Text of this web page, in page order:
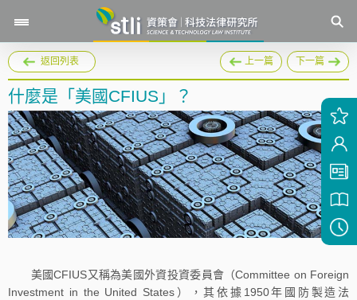
返回列表 上一篇 下一篇
什麼是「美國CFIUS」？
美國CFIUS又稱為美國外資投資委員會（Committee on Foreign
Investment in the United States），其依據1950年國防製造法